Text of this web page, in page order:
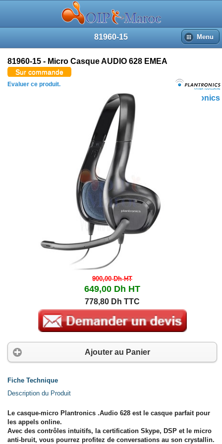
81960-15 Menu
Plantronics
81960-15 - Micro Casque AUDIO 628 EMEA
Sur commande
Evaluer ce produit.
900,00 DhHT
649,00 Dh HT
778,80 Dh TTC
Ajouter au Panier
Fiche Technique
Description du Produit
Le casque-micro Plantronics .Audio 628 est le casque parfait pour
les appels online.
Avec des contrôles intuitifs, la certification Skype, DSP et le micro
anti-bruit, vous pourrez profitez de conversations au son crystallin.